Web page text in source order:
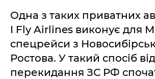
Одна з таких приватних
I Fly Airlines виконує для
спецрейси з
Ростова. У такий спосіб
перекидання ЗС РФ